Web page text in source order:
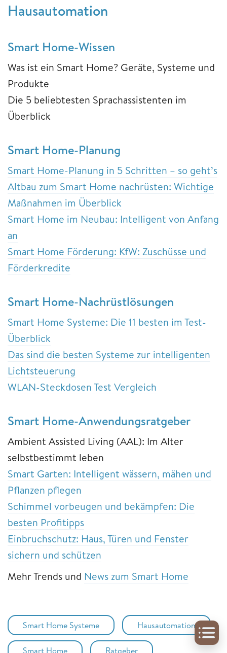
Hausautomation
Smart Home-Wissen
Was ist ein Smart Home? Geräte, Systeme und
Produkte
Die 5 beliebtesten Sprachassistenten im
Überblick
Smart Home-Planung
Smart Home-Planung in 5 Schritten – so geht’s
Altbau zum Smart Home nachrüsten: Wichtige
Maßnahmen im Überblick
Smart Home im Neubau: Intelligent von Anfang
an
Smart Home Förderung: KfW: Zuschüsse und
Förderkredite
Smart Home-Nachrüstlösungen
Smart Home Systeme: Die 11 besten im Test-
Überblick
Das sind die besten Systeme zur intelligenten
Lichtsteuerung
WLAN-Steckdosen Test Vergleich
Smart Home-Anwendungsratgeber
Ambient Assisted Living (AAL): Im Alter
selbstbestimmt leben
Smart Garten: Intelligent wässern, mähen und
Pflanzen pflegen
Schimmel vorbeugen und bekämpfen: Die
besten Profitipps
Einbruchschutz: Haus, Türen und Fenster
sichern und schützen
Mehr Trends und News zum Smart Home
Smart Home Systeme Hausautomation
Smart Home Ratgeber